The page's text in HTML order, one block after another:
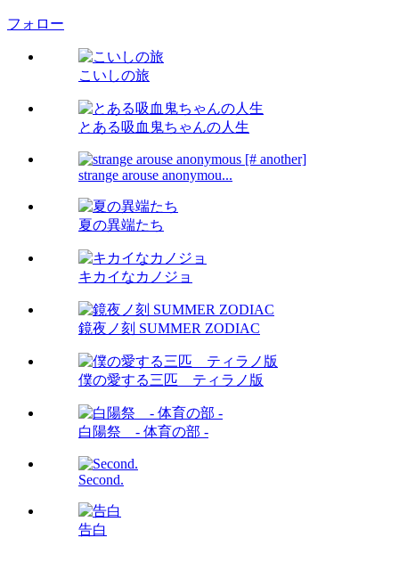
フォロー
こいしの旅
とある吸血鬼ちゃんの人生
strange arouse anonymou...
夏の異端たち
キカイなカノジョ
鏡夜ノ刻 SUMMER ZODIAC
僕の愛する三匹 ティラノ版
白陽祭 - 体育の部 -
Second.
告白